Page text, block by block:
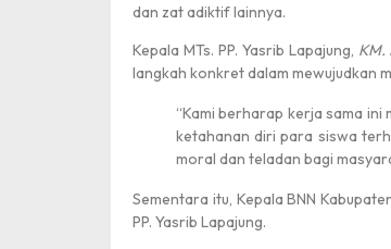
dan zat adiktif lainnya.
Kepala MTs. PP. Yasrib Lapajung, KM.
langkah konkret dalam mewujudkan
“Kami berharap kerja sama
ketahanan diri para siswa
moral dan teladan bagi
Sementara itu, Kepala BNN
PP. Yasrib Lapajung.